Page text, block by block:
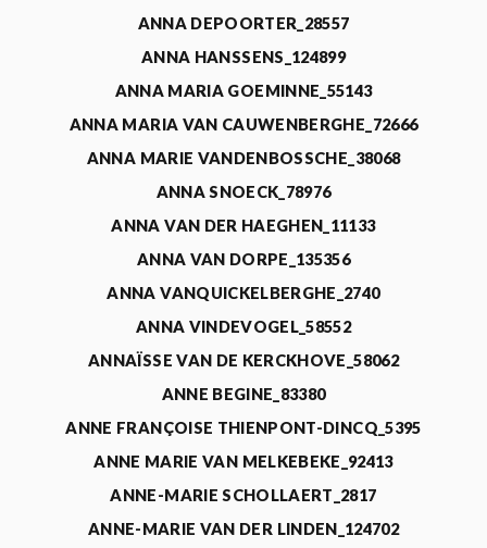
ANNA DEPOORTER_28557
ANNA HANSSENS_124899
ANNA MARIA GOEMINNE_55143
ANNA MARIA VAN CAUWENBERGHE_72666
ANNA MARIE VANDENBOSSCHE_38068
ANNA SNOECK_78976
ANNA VAN DER HAEGHEN_11133
ANNA VAN DORPE_135356
ANNA VANQUICKELBERGHE_2740
ANNA VINDEVOGEL_58552
ANNAÏSSE VAN DE KERCKHOVE_58062
ANNE BEGINE_83380
ANNE FRANÇOISE THIENPONT-DINCQ_5395
ANNE MARIE VAN MELKEBEKE_92413
ANNE-MARIE SCHOLLAERT_2817
ANNE-MARIE VAN DER LINDEN_124702